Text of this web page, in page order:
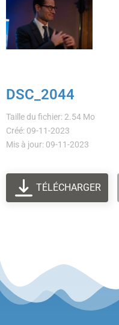
DSC_2044
Taille du fichier: 2.54 Mo
Créé: 09-11-2023
Mis à jour: 09-11-2023
TÉLÉCHARGER